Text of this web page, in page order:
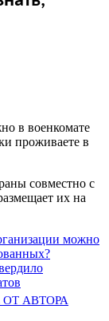
в военкомате
проживаете в
совместно с
их на
можно
АВТОРА